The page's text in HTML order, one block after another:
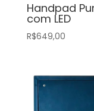
Handpad
com LED
R$649,00